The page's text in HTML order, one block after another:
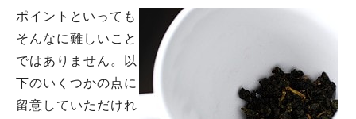
ポイントといっても
そんなに難しいこと
ではありません。以
下のいくつかの点に
留意していただけれ